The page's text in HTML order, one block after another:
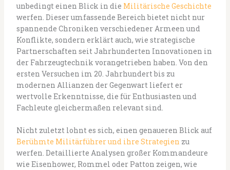
unbedingt einen Blick in die Militärische Geschichte
werfen. Dieser umfassende Bereich bietet nicht nur
spannende Chroniken verschiedener Armeen und
Konflikte, sondern erklärt auch, wie strategische
Partnerschaften seit Jahrhunderten Innovationen in
der Fahrzeugtechnik vorangetrieben haben. Von den
ersten Versuchen im 20. Jahrhundert bis zu
modernen Allianzen der Gegenwart liefert er
wertvolle Erkenntnisse, die für Enthusiasten und
Fachleute gleichermaßen relevant sind.
Nicht zuletzt lohnt es sich, einen genaueren Blick auf
Berühmte Militärführer und ihre Strategien zu
werfen. Detaillierte Analysen großer Kommandeure
wie Eisenhower, Rommel oder Patton zeigen, wie